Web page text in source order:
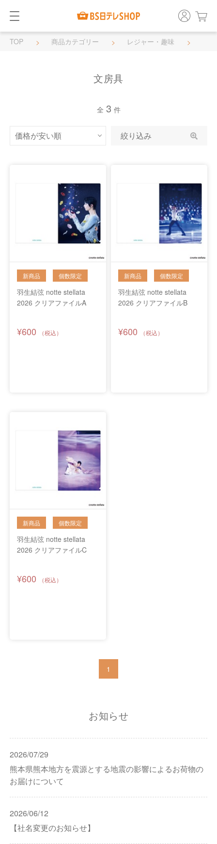
TOP 商品カテゴリー
レジャー・趣味
文房具
全 3 件
絞り込み
羽生結弦 notte stellata
2026 クリアファイルA
¥600
羽生結弦 notte stellata
2026 クリアファイルB
¥600
羽生結弦 notte stellata
2026 クリアファイルC
¥600
1
お知らせ
2026/07/29
熊本県熊本地方を震源とする地震の影響によるお荷物の
お届けについて
2026/06/12
【社名変更のお知らせ】